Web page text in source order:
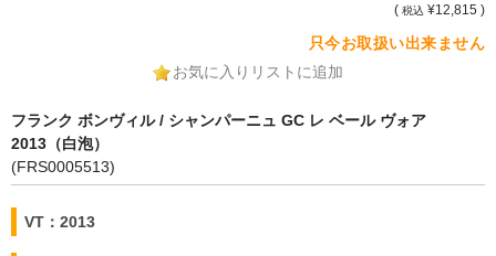
( 税込 ¥12,815 )
只今お取扱い出来ません
お気に入りリストに追加
フランク ボンヴィル / シャンパーニュ GC レ ベール ヴォア
2013（白泡）
(FRS0005513)
VT：2013